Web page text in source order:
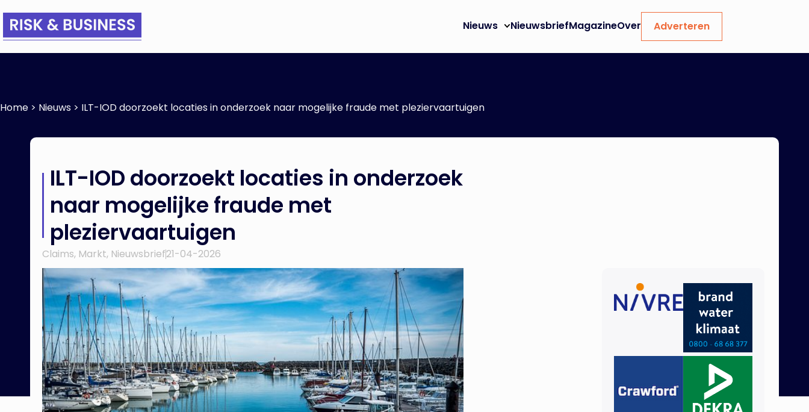
Nieuws NieuwsbriefMagazineOver Adverteren
Home > Nieuws > ILT-IOD doorzoekt locaties in onderzoek naar mogelijke fraude met pleziervaartuigen
ILT-IOD doorzoekt locaties in onderzoek
naar mogelijke fraude met
pleziervaartuigen
Claims, Markt, Nieuwsbrief21-04-2026